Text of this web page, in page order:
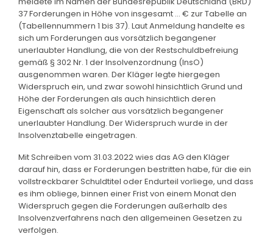
37 Forderungen in Höhe von insgesamt ... € zur Tabelle an
(Tabellennummern 1 bis 37). Laut Anmeldung handelte es
sich um Forderungen aus vorsätzlich begangener
unerlaubter Handlung, die von der Restschuldbefreiung
gemäß § 302 Nr. 1 der Insolvenzordnung (InsO)
ausgenommen waren. Der Kläger legte hiergegen
Widerspruch ein, und zwar sowohl hinsichtlich Grund und
Höhe der Forderungen als auch hinsichtlich deren
Eigenschaft als solcher aus vorsätzlich begangener
unerlaubter Handlung. Der Widerspruch wurde in der
Insolvenztabelle eingetragen.
Mit Schreiben vom 31.03.2022 wies das AG den Kläger
darauf hin, dass er Forderungen bestritten habe, für die ein
vollstreckbarer Schuldtitel oder Endurteil vorliege, und dass
es ihm obliege, binnen einer Frist von einem Monat den
Widerspruch gegen die Forderungen außerhalb des
Insolvenzverfahrens nach den allgemeinen Gesetzen zu
verfolgen.